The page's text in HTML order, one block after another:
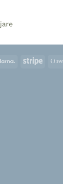
Klarna Randig